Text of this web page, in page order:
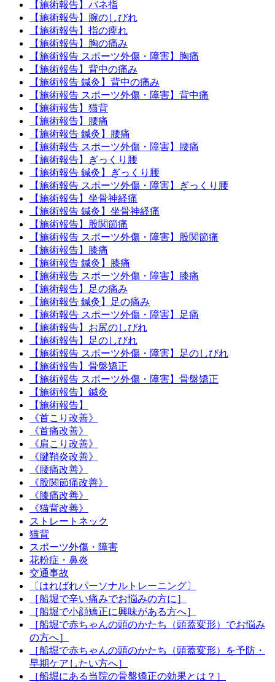
【施術報告】バネ指
【施術報告】腕のしびれ
【施術報告】指の痺れ
【施術報告】胸の痛み
【施術報告 スポーツ外傷・障害】胸痛
【施術報告】背中の痛み
【施術報告 鍼灸】背中の痛み
【施術報告 スポーツ外傷・障害】背中痛
【施術報告】猫背
【施術報告】腰痛
【施術報告 鍼灸】腰痛
【施術報告 スポーツ外傷・障害】腰痛
【施術報告】ぎっくり腰
【施術報告 鍼灸】ぎっくり腰
【施術報告 スポーツ外傷・障害】ぎっくり腰
【施術報告】坐骨神経痛
【施術報告 鍼灸】坐骨神経痛
【施術報告】股関節痛
【施術報告 スポーツ外傷・障害】股関節痛
【施術報告】膝痛
【施術報告 鍼灸】膝痛
【施術報告 スポーツ外傷・障害】膝痛
【施術報告】足の痛み
【施術報告 鍼灸】足の痛み
【施術報告 スポーツ外傷・障害】足痛
【施術報告】お尻のしびれ
【施術報告】足のしびれ
【施術報告 スポーツ外傷・障害】足のしびれ
【施術報告】骨盤矯正
【施術報告 スポーツ外傷・障害】骨盤矯正
【施術報告】鍼灸
【施術報告】
《首こり改善》
《首痛改善》
《肩こり改善》
《腱鞘炎改善》
《腰痛改善》
《股関節痛改善》
《膝痛改善》
《猫背改善》
ストレートネック
猫背
スポーツ外傷・障害
花粉症・鼻炎
交通事故
〔はればれパーソナルトレーニング〕
［船堀で辛い痛みでお悩みの方に］
［船堀で小顔矯正に興味がある方へ］
［船堀で赤ちゃんの頭のかたち（頭蓋変形）でお悩み
の方へ］
［船堀で赤ちゃんの頭のかたち（頭蓋変形）を予防・
早期ケアしたい方へ］
［船堀にある当院の骨盤矯正の効果とは？］